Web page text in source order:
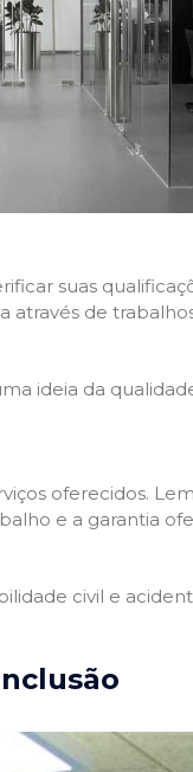
suas
através de
ideia da
oferecidos.
e a garantia
civil e